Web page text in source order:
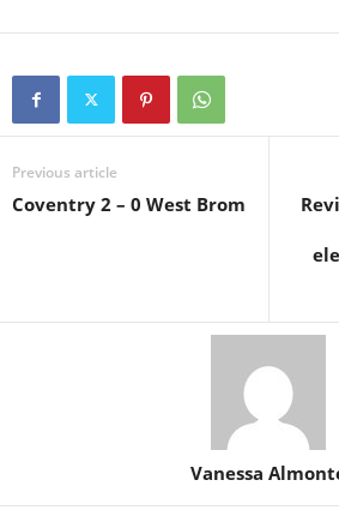
Previous article
Coventry 2 – 0 West Brom
Vanessa